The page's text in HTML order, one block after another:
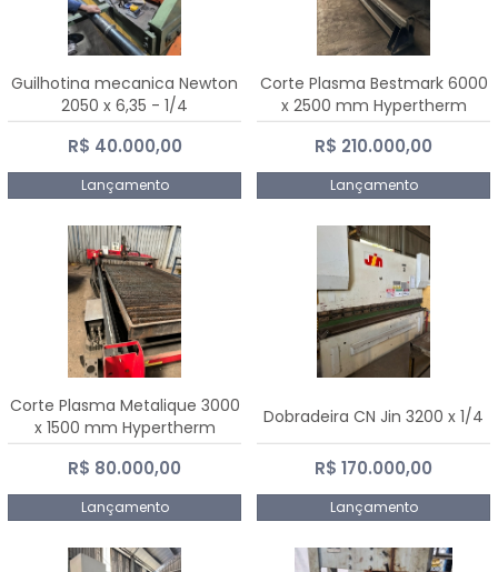
Guilhotina mecanica Newton
2050 x 6,35 - 1/4
R$ 40.000,00
Lançamento
Corte Plasma Bestmark 6000
x 2500 mm Hypertherm
MaxPro 200
R$ 210.000,00
Lançamento
Corte Plasma Metalique 3000
x 1500 mm Hypertherm
Powermax 45 xp
R$ 80.000,00
Lançamento
Dobradeira CN Jin 3200 x 1/4
R$ 170.000,00
Lançamento